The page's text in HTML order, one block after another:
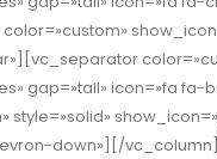
gap=»tall» icon=»fa
style=»solid»
down»][/